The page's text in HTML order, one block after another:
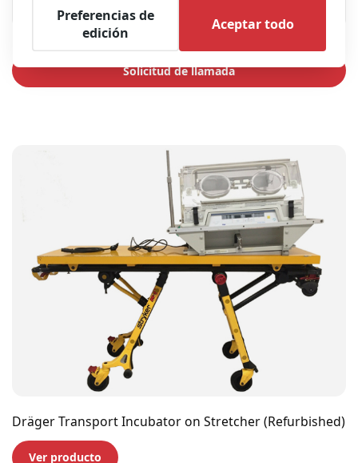
Dräger Transport Incubator on Stretcher (Refurbished)
Ver producto
Preferencias de
edición
Aceptar todo